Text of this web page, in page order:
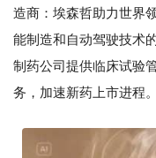
造商：埃森哲助力世界
能制造和自动驾驶技术
制药公司提供临床试验
务，加速新药上市进程